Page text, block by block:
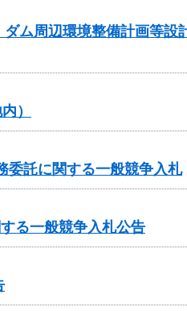
ム周辺環境整備計画等設
）
委託に関する一般競争入札
る一般競争入札公告